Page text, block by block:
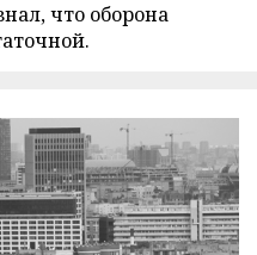
что оборона